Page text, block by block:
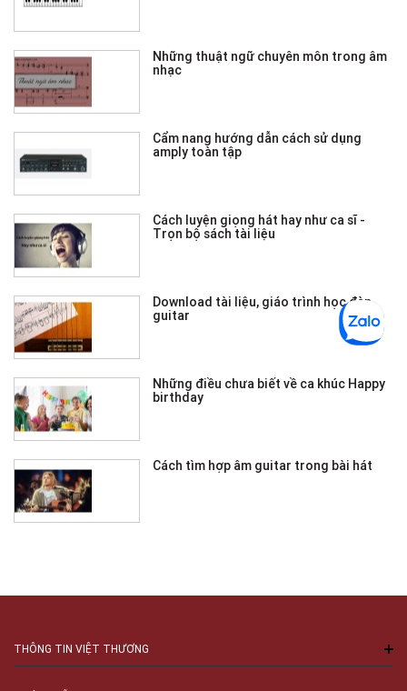
Những thuật ngữ chuyên môn trong âm
nhạc
Cẩm nang hướng dẫn cách sử dụng
amply toàn tập
Cách luyện giọng hát hay như ca sĩ -
Trọn bộ sách tài liệu
Download tài liệu, giáo trình học đàn
guitar
Những điều chưa biết về ca khúc Happy
birthday
Cách tìm hợp âm guitar trong bài hát
THÔNG TIN VIỆT THƯƠNG